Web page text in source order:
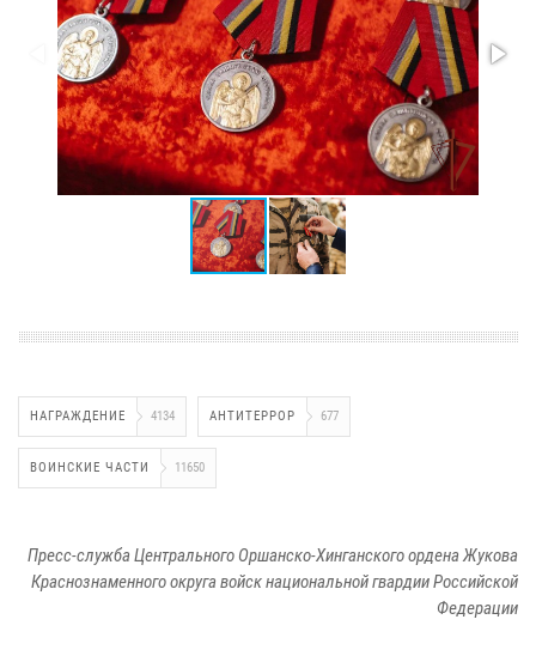
НАГРАЖДЕНИЕ 4134 АНТИТЕРРОР 677
ВОИНСКИЕ ЧАСТИ 11650
Пресс-служба Центрального Оршанско-Хинганского ордена Жукова
Краснознаменного округа войск национальной гвардии Российской
Федерации